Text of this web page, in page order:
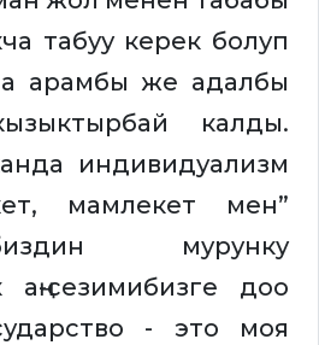
табуу керек болуп
арамбы же адалбы
калды.
индивидуализм
мамлекет мен”
мурунку
аң-сезимибизге доо
- это моя